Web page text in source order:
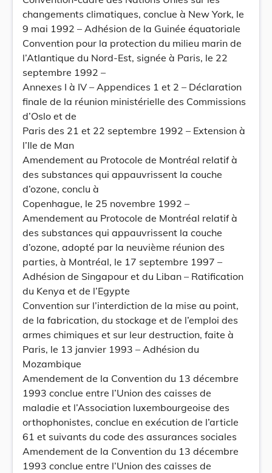
changements climatiques, conclue à New York, le
9 mai 1992 – Adhésion de la Guinée équatoriale
Convention pour la protection du milieu marin de
l’Atlantique du Nord-Est, signée à Paris, le 22
septembre 1992 –
Annexes I à IV – Appendices 1 et 2 – Déclaration
finale de la réunion ministérielle des Commissions
d’Oslo et de
Paris des 21 et 22 septembre 1992 – Extension à
l’Ile de Man
Amendement au Protocole de Montréal relatif à
des substances qui appauvrissent la couche
d’ozone, conclu à
Copenhague, le 25 novembre 1992 –
Amendement au Protocole de Montréal relatif à
des substances qui appauvrissent la couche
d’ozone, adopté par la neuvième réunion des
parties, à Montréal, le 17 septembre 1997 –
Adhésion de Singapour et du Liban – Ratification
du Kenya et de l’Egypte
Convention sur l’interdiction de la mise au point,
de la fabrication, du stockage et de l’emploi des
armes chimiques et sur leur destruction, faite à
Paris, le 13 janvier 1993 – Adhésion du
Mozambique
Amendement de la Convention du 13 décembre
1993 conclue entre l’Union des caisses de
maladie et l’Association luxembourgeoise des
orthophonistes, conclue en exécution de l’article
61 et suivants du code des assurances sociales
Amendement de la Convention du 13 décembre
1993 conclue entre l’Union des caisses de